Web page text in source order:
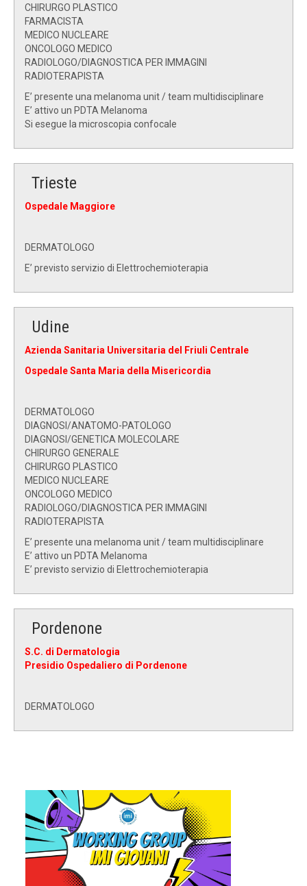
CHIRURGO PLASTICO
FARMACISTA
MEDICO NUCLEARE
ONCOLOGO MEDICO
RADIOLOGO/DIAGNOSTICA PER IMMAGINI
RADIOTERAPISTA
E’ presente una melanoma unit / team multidisciplinare
E’ attivo un PDTA Melanoma
Si esegue la microscopia confocale
Trieste
Ospedale Maggiore
DERMATOLOGO
E’ previsto servizio di Elettrochemioterapia
Udine
Azienda Sanitaria Universitaria del Friuli Centrale
Ospedale Santa Maria della Misericordia
DERMATOLOGO
DIAGNOSI/ANATOMO-PATOLOGO
DIAGNOSI/GENETICA MOLECOLARE
CHIRURGO GENERALE
CHIRURGO PLASTICO
MEDICO NUCLEARE
ONCOLOGO MEDICO
RADIOLOGO/DIAGNOSTICA PER IMMAGINI
RADIOTERAPISTA
E’ presente una melanoma unit / team multidisciplinare
E’ attivo un PDTA Melanoma
E’ previsto servizio di Elettrochemioterapia
Pordenone
S.C. di Dermatologia
Presidio Ospedaliero di Pordenone
DERMATOLOGO